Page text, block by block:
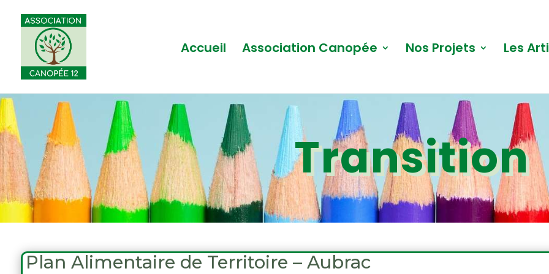
Accueil Association Canopée Nos Projets Les
Transition
Plan Alimentaire de Territoire – Aubrac